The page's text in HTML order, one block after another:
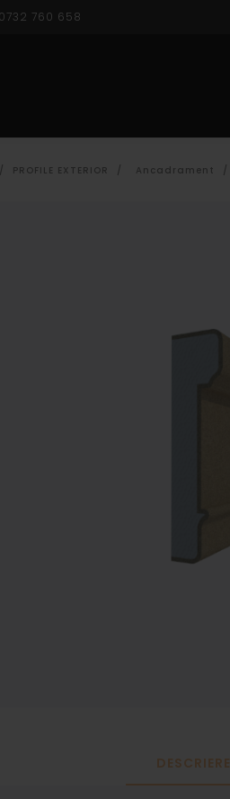
0732 760 658
/ PROFILE EXTERIOR / Ancadrament /
DESCRIERE